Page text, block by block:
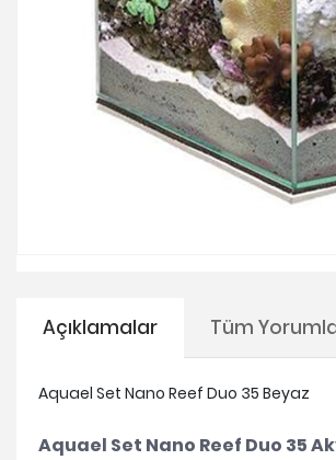
Açıklamalar Tüm
Aquael Set Nano Reef Duo 35 Beyaz
Aquael Set Nano Reef Duo 35